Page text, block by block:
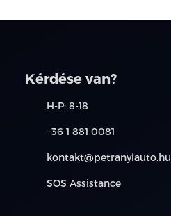
Kérdése van?
H-P: 8-18
+36 1 881 0081
kontakt@petranyiauto.hu
SOS Assistance